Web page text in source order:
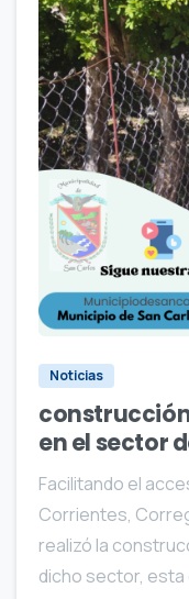
Noticias
en el sector
Facilitando el
Corrientes,
realizó la
dicho sector,